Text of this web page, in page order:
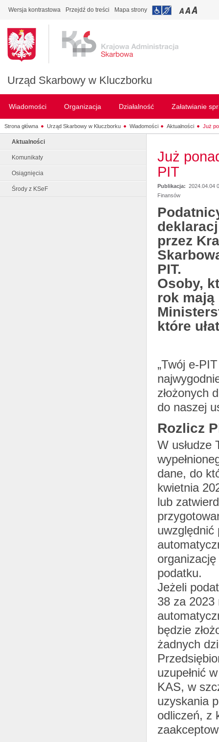
Wersja kontrastowa Przejdź do treści Mapa strony
Urząd Skarbowy w Kluczborku
Wiadomości Organizacja Działalność Załatwianie
Strona główna Urząd Skarbowy w Kluczborku Wiadomości Aktualności Już
Aktualności
Komunikaty
Osiągnięcia
Środy z KSeF
Już
PIT
Publikacja: 2024.04.04
Finansów
przez
PIT.
Osoby,
rok mają
które
„Twój e-
złożonych
do naszej
Rozlicz
W usłudze
dane, do
kwietnia
lub
uwzględnić
podatku.
Jeżeli
38 za 2023
będzie
żadnych
uzupełnić
KAS, w
uzyskania
odliczeń, z